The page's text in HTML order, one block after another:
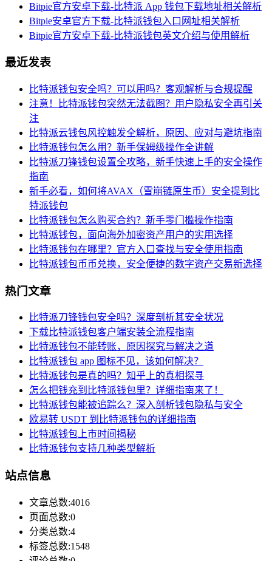
Bitpie官方安卓下载-比特派 App 钱包下载地址相关解析
Bitpie安卓官方下载-比特派钱包入口网址相关解析
Bitpie官方安卓下载-比特派钱包英文介绍与使用解析
最近发表
比特派钱包安全吗？可以用吗？客观解析与合规提醒
注意！比特派钱包突然无法截图？用户隐私安全再引关
注
比特派云钱包风控触发全解析，原因、应对与避坑指南
比特派钱包怎么用？新手保姆级操作全讲解
比特派刀锋钱包设置全攻略，新手快速上手的安全操作
指南
新手必看，如何将AVAX（雪崩链原生币）安全提到比
特派钱包
比特派钱包怎么购买合约？新手零门槛操作指南
比特派钱包，面向海外加密资产用户的实用选择
比特派钱包在哪里？官方入口查找与安全使用指南
比特派钱包币币兑换，安全便捷的数字资产交易新选择
热门文章
比特派刀锋钱包安全吗？深度剖析其安全状况
下载比特派钱包客户端安装全流程指南
比特派钱包不能转账，原因探究与解决之道
比特派钱包 app 图标不见，该如何解决？
比特派钱包是真的吗？知乎上的真相探寻
怎么把钱充到比特派钱包里？详细指南来了！
比特派钱包能被追踪么？深入剖析钱包隐私与安全
欧易转 USDT 到比特派钱包的详细指南
比特派钱包上市时间揭秘
比特派钱包支持几种类型解析
站点信息
文章总数:4016
页面总数:0
分类总数:4
标签总数:1548